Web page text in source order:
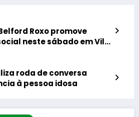
Roxo promove
neste sábado em Vila
roda de conversa
à pessoa idosa